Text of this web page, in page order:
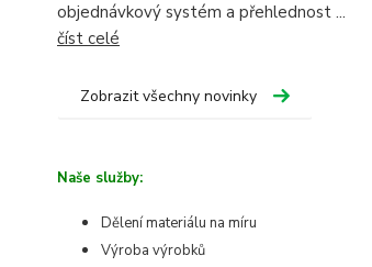
objednávkový systém a přehlednost ...
číst celé
Zobrazit všechny novinky
Naše služby:
Dělení materiálu na míru
Výroba výrobků